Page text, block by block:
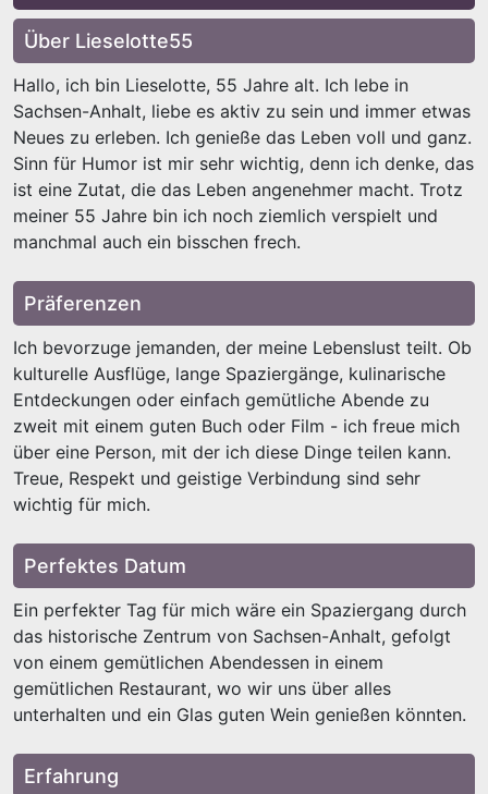
Über Lieselotte55
Hallo, ich bin Lieselotte, 55 Jahre alt. Ich lebe in
Sachsen-Anhalt, liebe es aktiv zu sein und immer etwas
Neues zu erleben. Ich genieße das Leben voll und ganz.
Sinn für Humor ist mir sehr wichtig, denn ich denke, das
ist eine Zutat, die das Leben angenehmer macht. Trotz
meiner 55 Jahre bin ich noch ziemlich verspielt und
manchmal auch ein bisschen frech.
Präferenzen
Ich bevorzuge jemanden, der meine Lebenslust teilt. Ob
kulturelle Ausflüge, lange Spaziergänge, kulinarische
Entdeckungen oder einfach gemütliche Abende zu
zweit mit einem guten Buch oder Film - ich freue mich
über eine Person, mit der ich diese Dinge teilen kann.
Treue, Respekt und geistige Verbindung sind sehr
wichtig für mich.
Perfektes Datum
Ein perfekter Tag für mich wäre ein Spaziergang durch
das historische Zentrum von Sachsen-Anhalt, gefolgt
von einem gemütlichen Abendessen in einem
gemütlichen Restaurant, wo wir uns über alles
unterhalten und ein Glas guten Wein genießen könnten.
Erfahrung